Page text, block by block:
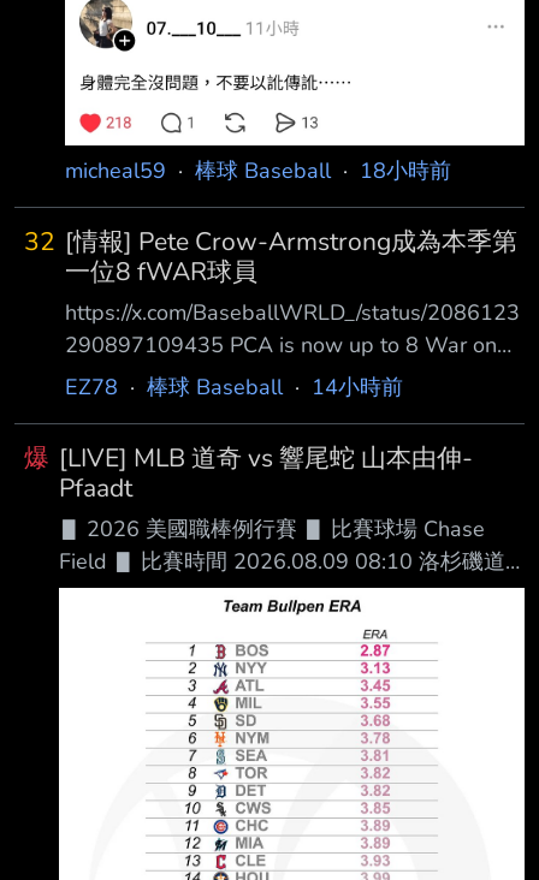
我生命中非常熱愛的一部分。 經過一段時間的
劃，我將於即日起暫時告 別富邦悍將主場賽事
的賽事轉播工作。 這十年以來，非常感謝球
團、轉播團隊夥伴們的協助，以及廣大悍將球迷
的準備資料、賽事中專業分析與球員的交流，都
是我極為珍 貴的經歷。 雖然暫
micheal59 · 棒球 Baseball· 18小時前
32 [情報] Pete Crow-Armstrong成為本季第
一位8 fWAR球員
https://x.com/BaseballWRLD_/status/2086123
290897109435 PCA is now up to 8 War on
the season No other player has even reached
reached 6. PCA現在本季已經有8 fWAR了 沒有
其他球員達到7 fWAR以上 且沒有任何其他野手
能達到6 fWAR https://www.fangraphs.co
EZ78 · 棒球 Baseball· 14小時前
爆 [LIVE] MLB 道奇 vs 響尾蛇 山本由伸-
Pfaadt
▋ 2026 美國職棒例行賽 ▋ 比賽球場 Chase
Field ▋ 比賽時間 2026.08.09 08:10 洛杉磯道
奇 █ AVG OBP SLG OPS HR RBI SB BB １.大谷
翔平 (L) DH .296 .400 .552 .952 26 70 6 69
２.Andy Pages (R) CF .268 .333 .457 .790 19
75 10 40 ３.Freddie Freeman (L) 1B .307 .381
.480 .861 15 55 5 51 ４.Max M